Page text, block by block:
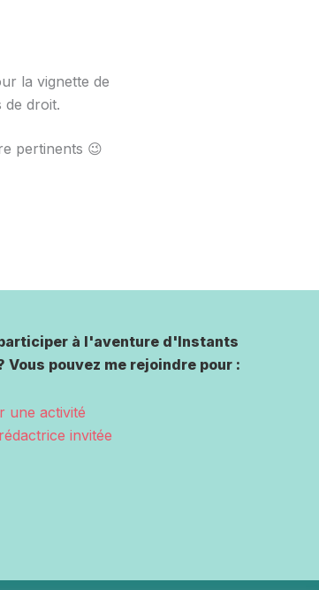
la vignette de
de droit.
pertinents 😉
à l'aventure d'Instants
Vous pouvez me rejoindre pour :
une activité
invitée